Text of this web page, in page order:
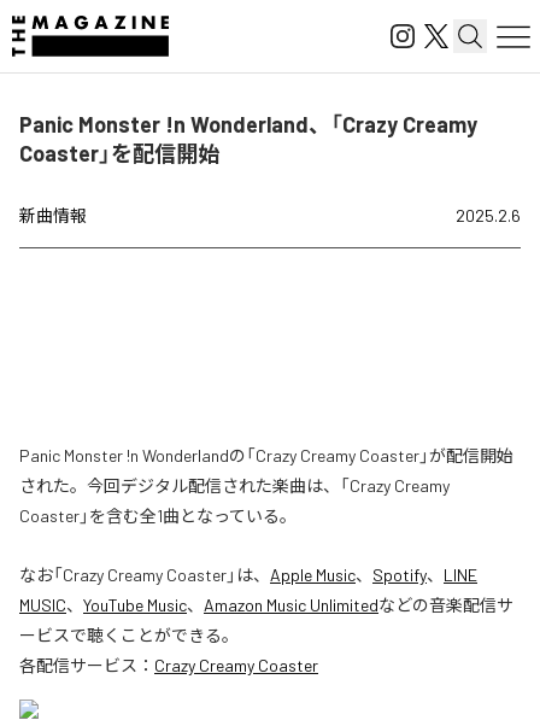
Panic Monster !n Wonderland、「Crazy Creamy
Coaster」を配信開始
新曲情報 2025.2.6
Panic Monster !n Wonderlandの「Crazy Creamy Coaster」が配信開始
された。今回デジタル配信された楽曲は、「Crazy Creamy
Coaster」を含む全1曲となっている。
なお「Crazy Creamy Coaster」は、 Apple Music、 Spotify、 LINE
MUSIC、 YouTube Music、 Amazon Music Unlimitedなどの音楽配信サ
ービスで聴くことができる。
各配信サービス： Crazy Creamy Coaster